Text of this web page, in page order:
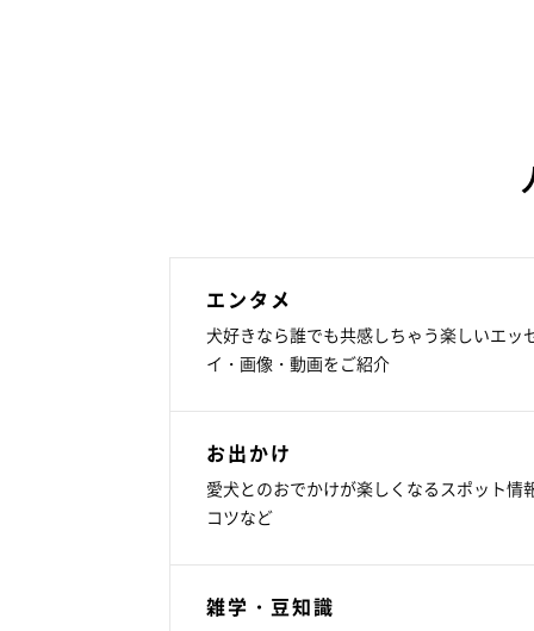
エンタメ
犬好きなら誰でも共感しちゃう楽しいエッ
イ・画像・動画をご紹介
お出かけ
愛犬とのおでかけが楽しくなるスポット情
コツなど
雑学・豆知識